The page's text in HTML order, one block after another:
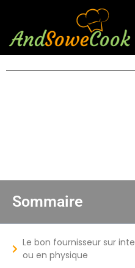
Sommaire
Le bon fournisseur sur
ou en physique